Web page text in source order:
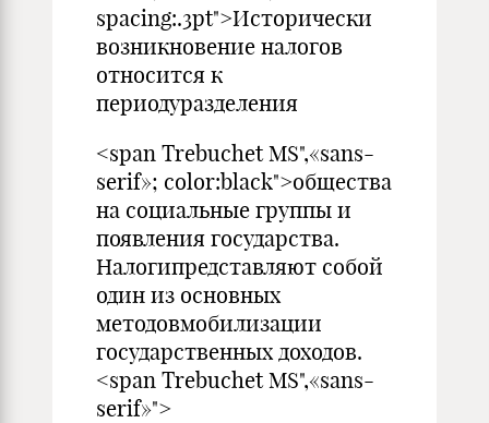
spacing:.3pt">Исторически
возникновение налогов
относится к
периодуразделения
<span Trebuchet MS",«sans-
serif»; color:black">общества
на социальные группы и
появления государства.
Налогипредставляют собой
один из основных
методовмобилизации
государственных доходов.
<span Trebuchet MS",«sans-
serif»">